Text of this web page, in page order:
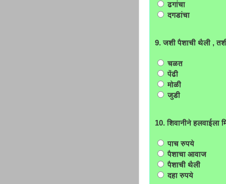
ढगांचा
दगडांचा
9. जशी पैशाची थैली ,
चळत
पेंढी
मोळी
जुडी
10. शिवानीने हलवाईला
पाच रुपये
पैशाचा आवाज
पैशाची थैली
दहा रुपये